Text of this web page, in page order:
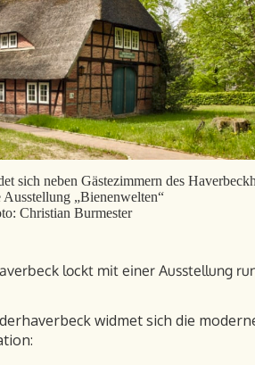
sich neben Gästezimmern des
Ausstellung „Bienenwelten“
Christian Burmester
lockt mit einer Ausstellung
widmet sich die